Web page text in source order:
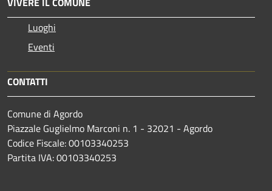
Luoghi
Eventi
CONTATTI
Comune di Agordo
Piazzale Guglielmo Marconi n. 1 - 32021 - Agordo
Codice Fiscale: 00103340253
Partita IVA: 00103340253